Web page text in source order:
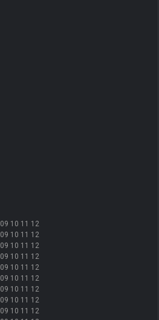
09 10 11 12
09 10 11 12
09 10 11 12
09 10 11 12
09 10 11 12
09 10 11 12
09 10 11 12
09 10 11 12
09 10 11 12